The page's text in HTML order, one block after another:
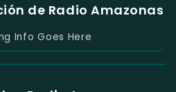
de Radio Amazonas
Info Goes Here